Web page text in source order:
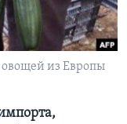
овощей из Европы